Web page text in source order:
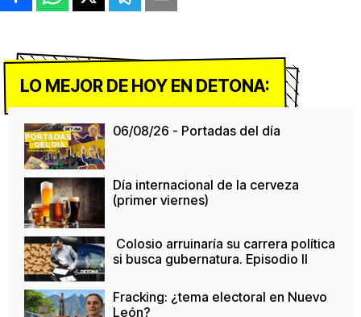
LO MEJOR DE HOY EN DETONA:
06/08/26 - Portadas del día
Día internacional de la cerveza
(primer viernes)
Colosio arruinaría su carrera política
si busca gubernatura. Episodio II
Fracking: ¿tema electoral en Nuevo
León?